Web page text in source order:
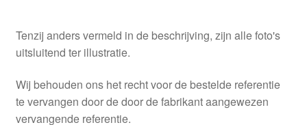
Tenzij anders vermeld in de beschrijving, zijn alle foto's
uitsluitend ter illustratie.
Wij behouden ons het recht voor de bestelde referentie
te vervangen door de door de fabrikant aangewezen
vervangende referentie.